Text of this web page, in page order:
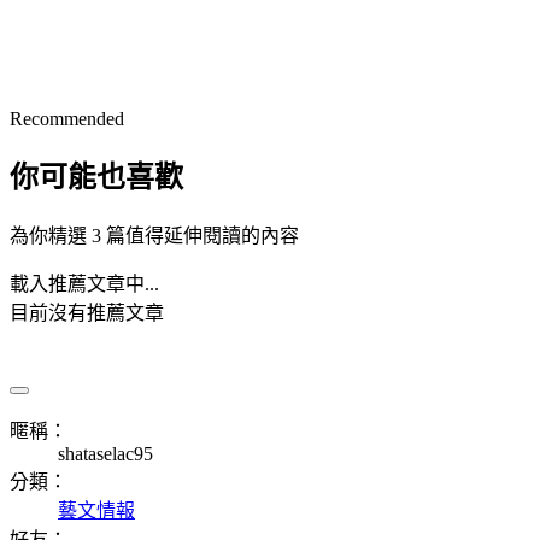
Recommended
你可能也喜歡
為你精選 3 篇值得延伸閱讀的內容
載入推薦文章中...
目前沒有推薦文章
暱稱：
shataselac95
分類：
藝文情報